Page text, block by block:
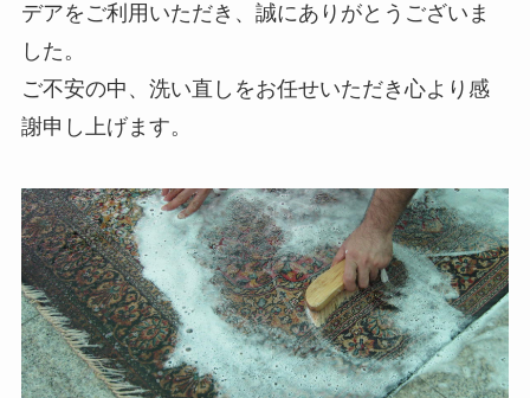
デアをご利用いただき、誠にありがとうございま
した。
ご不安の中、洗い直しをお任せいただき心より感
謝申し上げます。